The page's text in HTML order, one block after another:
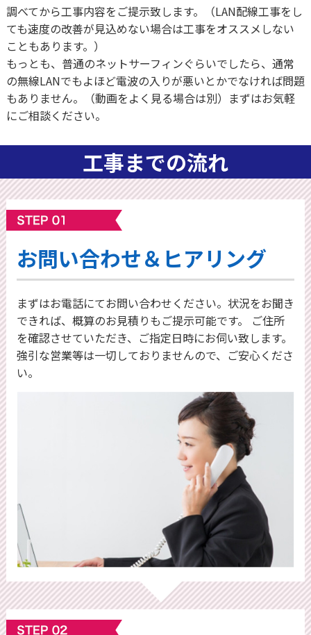
調べてから工事内容をご提示致します。（LAN配線工事をし
ても速度の改善が見込めない場合は工事をオススメしない
こともあります。）
もっとも、普通のネットサーフィンぐらいでしたら、通常
の無線LANでもよほど電波の入りが悪いとかでなければ問題
もありません。（動画をよく見る場合は別）まずはお気軽
にご相談ください。
工事までの流れ
お問い合わせ＆ヒアリング
まずはお電話にてお問い合わせください。状況をお聞き
できれば、概算のお⾒積りもご提⽰可能です。 ご住所
を確認させていただき、ご指定日時にお伺い致します。
強引な営業等は一切しておりませんので、ご安心くださ
い。